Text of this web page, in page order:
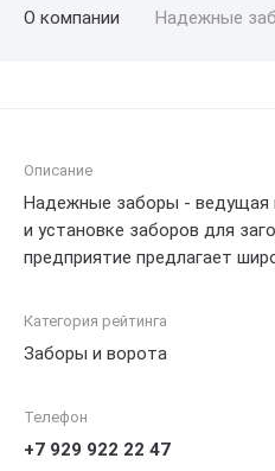
О компании Надежные
Описание
Надежные заборы - ведущая
и установке заборов для
предприятие предлагает
деревянные и
профессиональное
забора точно по вашим
надежность и безопасность
Категория рейтинга
Заборы и ворота
Телефон
+7 929 922 22 47